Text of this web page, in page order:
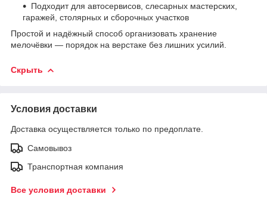
Подходит для автосервисов, слесарных мастерских,
гаражей, столярных и сборочных участков
Простой и надёжный способ организовать хранение
мелочёвки — порядок на верстаке без лишних усилий.
Скрыть
Условия доставки
Доставка осуществляется только по предоплате.
Самовывоз
Транспортная компания
Все условия доставки